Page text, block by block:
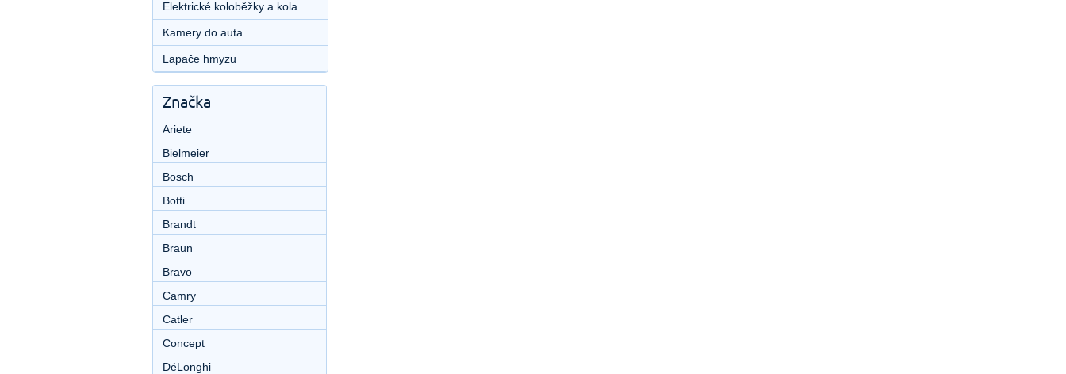
Elektrické koloběžky a kola
Kamery do auta
Lapače hmyzu
Značka
Ariete
Bielmeier
Bosch
Botti
Brandt
Braun
Bravo
Camry
Catler
Concept
DéLonghi